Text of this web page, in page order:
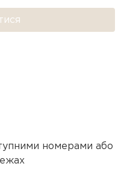
номерами або